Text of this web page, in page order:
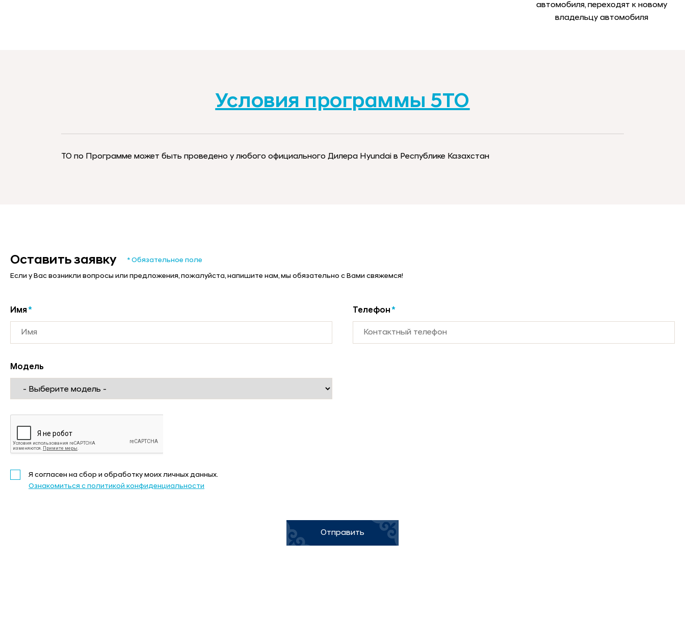
автомобиля, переходят к новому
владельцу автомобиля
Условия программы 5ТО
ТО по Программе может быть проведено у любого официального Дилера Hyundai в Республике Казахстан
Оставить заявку * Обязательное поле
Если у Вас возникли вопросы или предложения, пожалуйста, напишите нам, мы обязательно с Вами свяжемся!
Имя* Телефон*
Модель
Я согласен на сбор и обработку моих личных данных.
Ознакомиться с политикой конфиденциальности
Отправить